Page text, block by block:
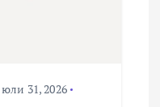
юли 31, 2026